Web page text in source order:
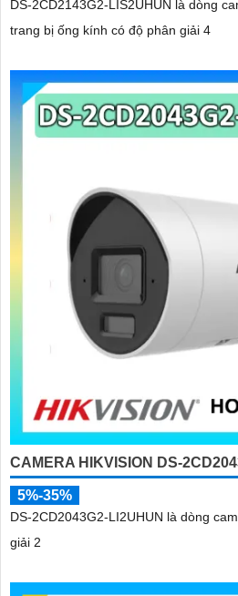
DS-2CD2143G2-LIS2UHUN là dòng
trang bị ống kính có độ phân giải 4
CAMERA HIKVISION DS-
5%-35%
DS-2CD2043G2-LI2UHUN là dòng
giải 2